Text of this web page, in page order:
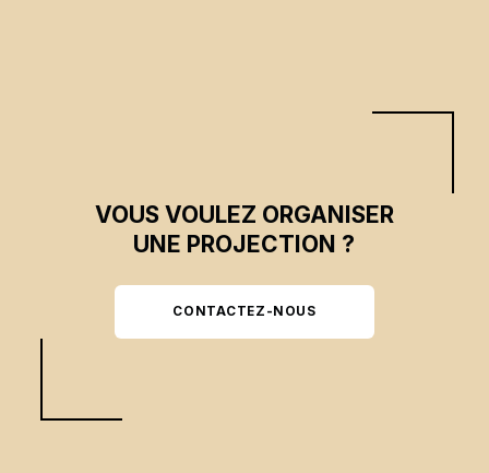
VOUS VOULEZ ORGANISER
UNE PROJECTION ?
CONTACTEZ-NOUS